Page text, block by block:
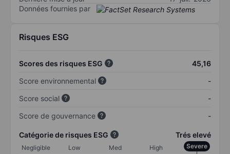
Données fournies par
Risques ESG
Scores des risques ESG
45,16
Score environnemental
-
Score social
-
Score de gouvernance
-
Catégorie de risques ESG Trés elevé
Negligible Low Med High Severe